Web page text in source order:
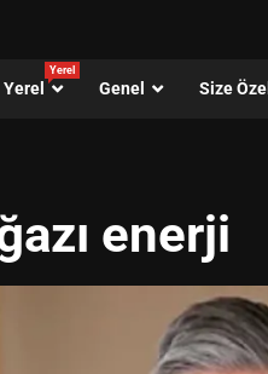
Yerel
Yerel
Genel Size Özel
enerji